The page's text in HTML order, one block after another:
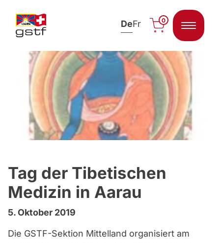
Zum Inhalt springen
DeFr 0
Tag der Tibetischen
Medizin in Aarau
5. Oktober 2019
Die GSTF-Sektion Mittelland organisiert am